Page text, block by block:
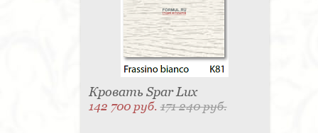
Панель настенная для TV - 4
Кассетница - 3 Держатель для
туалетной бумаги - 3Поднос - 3
Пантограф - 3Мыльница - 3Раковина - 3
Кухня - 2Стиральная машина - 2
Туалетный столик - 2Тумба - 2
Карниз для штор - 2
Газетница - 2
Крючок - 2Полотенцесушитель - 2
Розетка - 2Игрушка - 1Игрушка - 1
Кровать Spar Lux
142 700 руб.171 240 руб.